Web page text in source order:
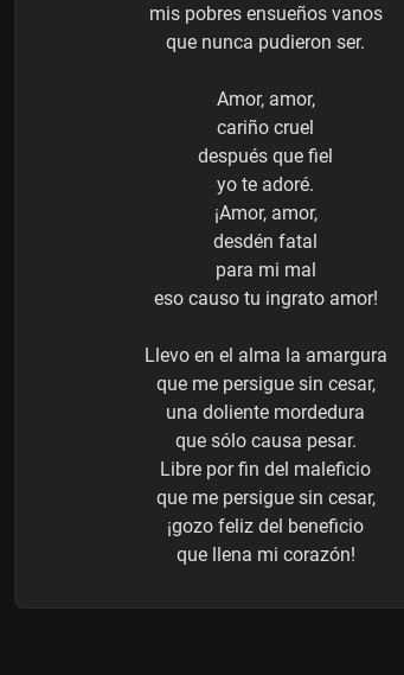
mis pobres ensueños vanos
que nunca pudieron ser.
Amor, amor,
cariño cruel
después que fiel
yo te adoré.
¡Amor, amor,
desdén fatal
para mi mal
eso causo tu ingrato amor!
Llevo en el alma la amargura
que me persigue sin cesar,
una doliente mordedura
que sólo causa pesar.
Libre por fin del maleficio
que me persigue sin cesar,
¡gozo feliz del beneficio
que llena mi corazón!